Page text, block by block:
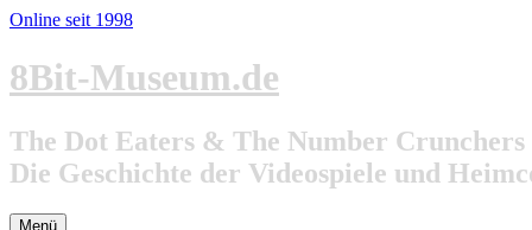
Online seit 1998
Zum
Inhalt
8Bit-Museum.de
The Dot Eaters & The Number Crunchers
Die Geschichte der Videospiele und
Menü